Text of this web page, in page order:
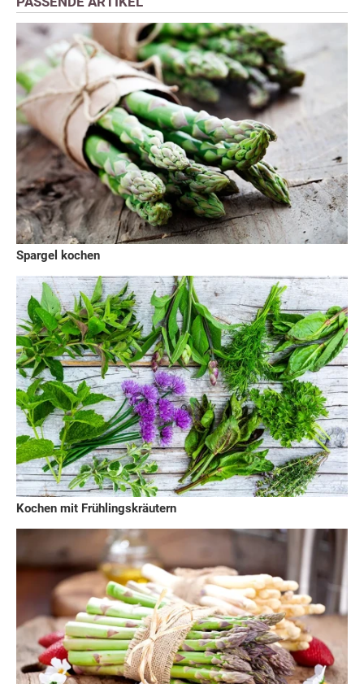
Spargel kochen
Kochen mit Frühlingskräutern